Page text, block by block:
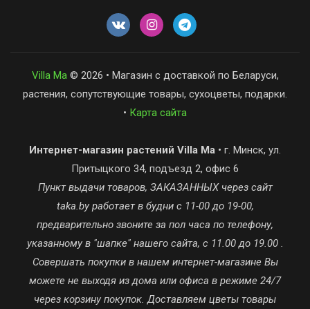
Villa Ma© 2026 • Магазин с доставкой по Беларуси,
растения, сопутствующие товары, сухоцветы, подарки.
• Карта сайта
Интернет-магазин растений Villa Ma • г. Минск, ул.
Притыцкого 34, подъезд 2, офис 6
Пункт выдачи товаров, ЗАКАЗАННЫХ через сайт
taka.by работает в будни с 11-00 до 19-00,
предварительно звоните за пол часа по телефону,
указанному в "шапке" нашего сайта, с 11.00 до 19.00 .
Совершать покупки в нашем интернет-магазине Вы
можете не выходя из дома или офиса в режиме 24/7
через корзину покупок. Доставляем цветы товары